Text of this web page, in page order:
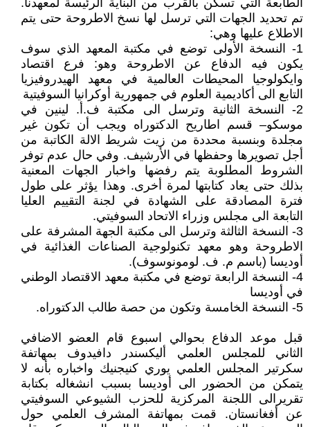
الطابعة التي تسكن بالقرب من البناية الرئيسة لمعهدنا.
تم تحديد الجهات التي ترسل لها نسخ الاطروحة حتى يتم
الاطلاع عليها وهي:
1- النسخة الأولى توضع في مكتبة المعهد الذي سوف
يكون فيه الدفاع عن الاطروحة وهو: فرع اقتصاد
وايكولوجيا المحيطات العالمية في معهد الهيدروفيزيا
التابع الى أكاديمية العلوم في جمهورية أوكرانيا السوفيتية
2- النسخة الثانية وترسل الى مكتبة ف.أ. لينين في
موسكو– قسم اطاريح الدكتوراه ويجب أن تكون غير
مجلدة وبنسبة محددة من زيت شريط الالة الكاتبة من
أجل تصويرها وحفظها في الأرشيف. وفي حال عدم توفر
الشروط المطلوبة يتم رفضها واخبار الجهات المعنية
بذلك حتى يعاد كتابتها لمرة أخرى. وهذا يؤثر على طول
فترة المصادقة على الشهادة في لجنة التقييم العليا
التابعة الى مجلس وزراء الاتحاد السوفيتي.
3- النسخة الثالثة وترسل الى مكتبة الجهة المشرفة على
الاطروحة وهو معهد تكنولوجية الصناعات الغذائية في
أوديسا (باسم م. ف. لومونوسوف).
4- النسخة الرابعة توضع في مكتبة معهد الاقتصاد الوطني
في أوديسا
5- النسخة الخامسة وتكون من حصة طالب الدكتوراه.
قبل موعد الدفاع بحوالي اسبوع قام العضو الاضافي
الثاني للمجلس العلمي أليكسندر دافيدوف بمهاتفة
سكرتير المجلس العلمي يوري كنيجنيك واخباره بأنه لا
يتمكن من الحضور الى أوديسا بسبب انشغاله بكتابة
تقريرالى اللجنة المركزية للحزب الشيوعي السوفيتي
عن أفغانستان. قمت بمهاتفة المشرف العلمي حول